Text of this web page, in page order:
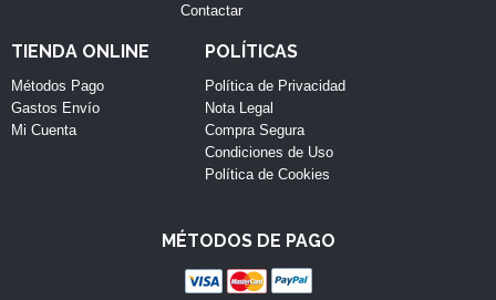
Contactar
TIENDA ONLINE
Métodos Pago
Gastos Envío
Mi Cuenta
POLÍTICAS
Política de Privacidad
Nota Legal
Compra Segura
Condiciones de Uso
Política de Cookies
MÉTODOS DE PAGO